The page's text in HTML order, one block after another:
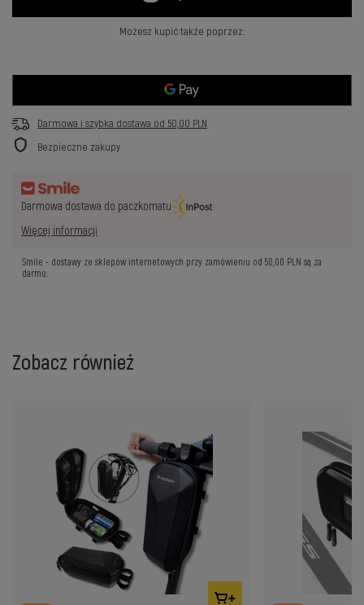
Możesz kupić także poprzez:
Darmowa i szybka dostawa od 50,00 PLN
Bezpieczne zakupy
Darmowa dostawa do paczkomatu
Więcej informacji
Smile - dostawy ze sklepów internetowych przy zamówieniu od50,00 PLN są za
darmo.
Zobacz również